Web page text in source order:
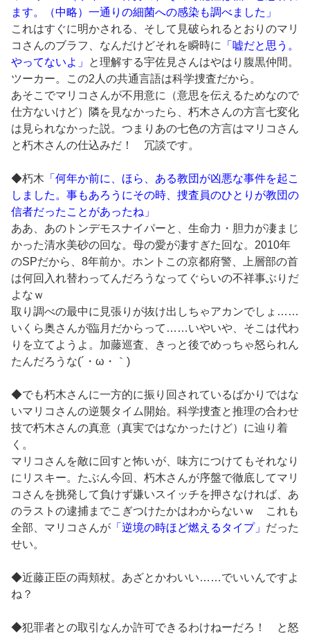
ます。（中略）一通りの細菌への感染も調べました」
これはすぐに明かされる、そして見破られるとおりのマリ
コさんのブラフ、なんだけどそれを瞬時に
「嘘だと思う。
やってないよ」
と理解する宇佐見さんはやはり腹黒仲間。
ツーカー。この2人の共通言語は科学捜査だから。
あそこでマリコさんが不用意に（意思を伝えるためなので
仕方ないけど）隣を見なかったら、朽木さんの方言七変化
は見られなかった説。つまりあの七色の方言はマリコさん
と朽木さんの仕込みだ！ 冗談です。
◆朽木 「何年か前に、ほら、ある教団が凶悪な事件を起こ
しました。事もあろうにその時、捜査員のひとりが教団の
信者だったことがあったね」
ああ、あのトンデモスナイパーと、生命力・胆力が凄まじ
かった清水美砂の回な。母の愛が凄すぎた回な。2010年
のSPだから、8年前か。ホントこの京都府警、上層部の首
は何回入れ替わってんだろうなってぐらいの不祥事ぶりだ
よなｗ
取り調べの最中に見張りが抜け出しちゃアカンでしょ……
いくら奥さんが臨月だからって……いやいや、そこは代わ
りを立てようよ。加藤巡査、きっと後でめっちゃ怒られん
たんだろうな(´・ω・｀)
◆でも朽木さんに一方的に振り回されているばかりではな
いマリコさんの逆襲タイム開始。科学捜査と推理の合わせ
技で朽木さんの真意（真実ではなかったけど）に辿り着
く。
マリコさんを敵に回すと怖いが、味方につけてもそれなり
にリスキー。たぶん今回、朽木さんが序盤で徹底してマリ
コさんを挑発して負けず嫌いスイッチを押さなければ、あ
のラストの逮捕までこぎつけたかはわからないｗ これも
全部、マリコさんが 「逆境の時ほど燃えるタイプ」 だった
せい。
◆近藤正臣の両頬杖。あざとかわいい……でいいんですよ
ね？
◆犯罪者との取引なんか許可できるわけねーだろ！ と怒